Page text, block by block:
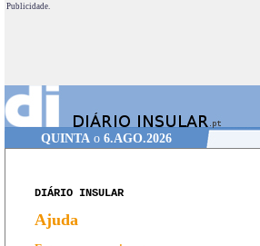
Publicidade.
QUINTA o 6.AGO.2026
DIÁRIO INSULAR
Ajuda